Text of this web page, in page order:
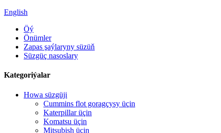
English
Öý
Önümler
Zapas şaýlaryny süzüň
Süzgüç nasoslary
Kategoriýalar
Howa süzgüji
Cummins flot goragçysy üçin
Katerpillar üçin
Komatsu üçin
Mitsubish üçin